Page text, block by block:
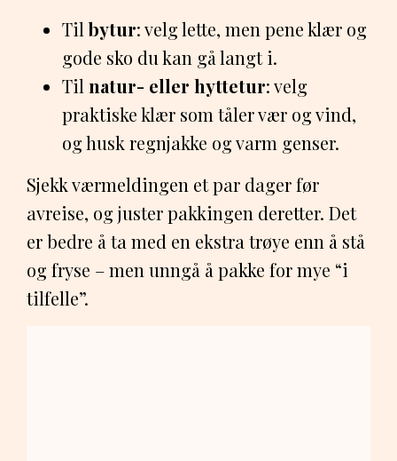
Tilbytur: velg lette, men pene klær og
gode sko du kan gå langt i.
Til natur- eller hyttetur: velg
praktiske klær som tåler vær og vind,
og husk regnjakke og varm genser.
Sjekk værmeldingen et par dager før
avreise, og juster pakkingen deretter. Det
er bedre å ta med en ekstra trøye enn å stå
og fryse – men unngå å pakke for mye “i
tilfelle”.